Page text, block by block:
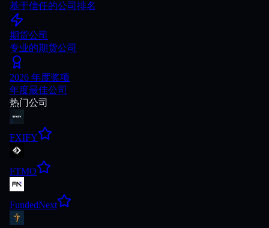
基于信任的公司排名
期货公司
专业的期货公司
2026 年度奖项
年度最佳公司
热门公司
FXIFY
FTMO
FundedNext